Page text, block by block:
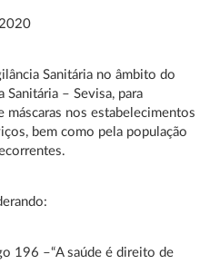
Sanitária no âmbito do
Sanitária – Sevisa, para
nos estabelecimentos
bem como pela população
196 –“A saúde é direito de